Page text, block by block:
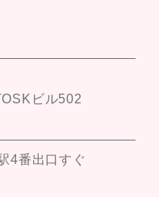
ビル502
番出口すぐ